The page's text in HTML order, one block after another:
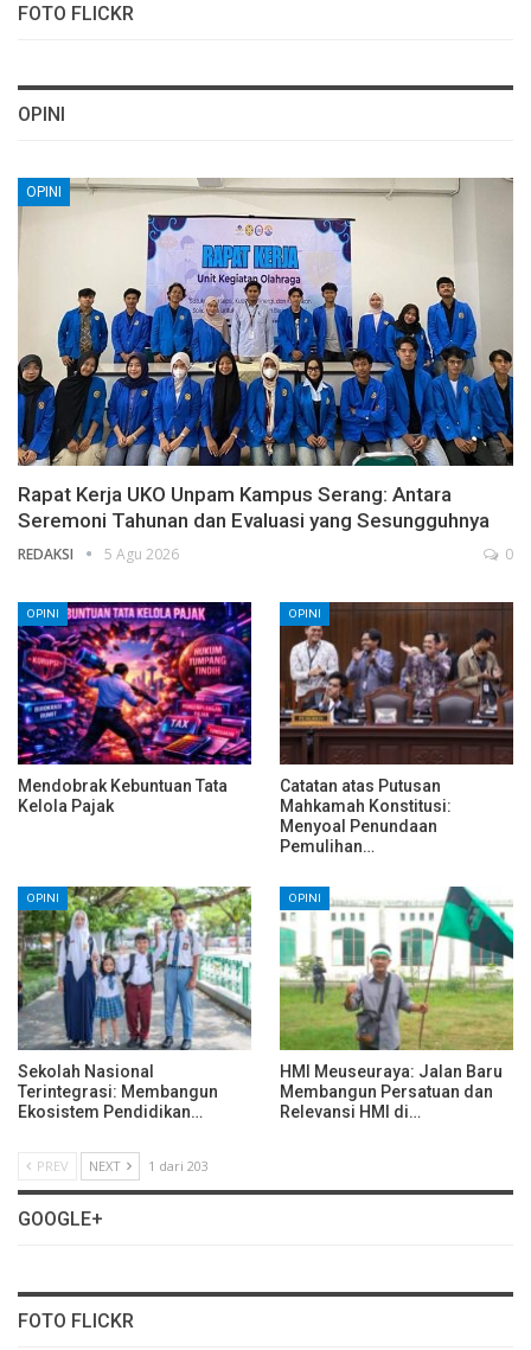
FOTO FLICKR
OPINI
OPINI
Rapat Kerja UKO Unpam Kampus Serang: Antara
Seremoni Tahunan dan Evaluasi yang Sesungguhnya
REDAKSI 5 Agu 2026 0
OPINI
Mendobrak Kebuntuan Tata
Kelola Pajak
OPINI
Catatan atas Putusan
Mahkamah Konstitusi:
Menyoal Penundaan
Pemulihan…
OPINI
Sekolah Nasional
Terintegrasi: Membangun
Ekosistem Pendidikan…
OPINI
HMI Meuseuraya: Jalan Baru
Membangun Persatuan dan
Relevansi HMI di…
PREV NEXT 1 dari 203
GOOGLE+
FOTO FLICKR